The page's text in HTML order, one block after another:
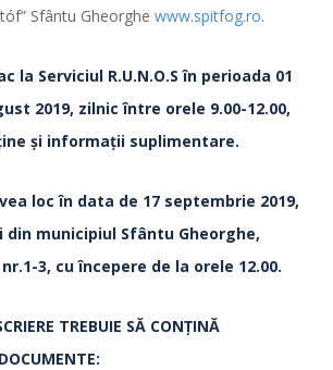
Sfântu Gheorghe www.spitfog.ro.
la Serviciul R.U.N.O.S în perioada 01
2019, zilnic între orele 9.00-12.00,
şi informaţii suplimentare.
loc în data de 17 septembrie 2019,
municipiul Sfântu Gheorghe,
3, cu începere de la orele 12.00.
TREBUIE SĂ CONŢINĂ